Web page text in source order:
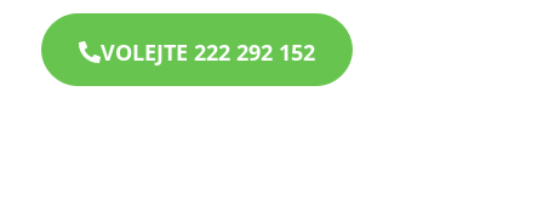
VOLEJTE 222 292 152